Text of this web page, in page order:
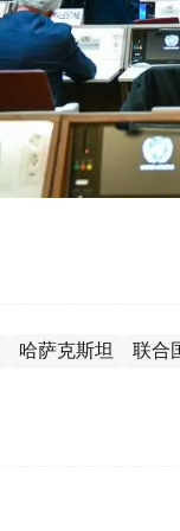
哈萨克斯坦 联合